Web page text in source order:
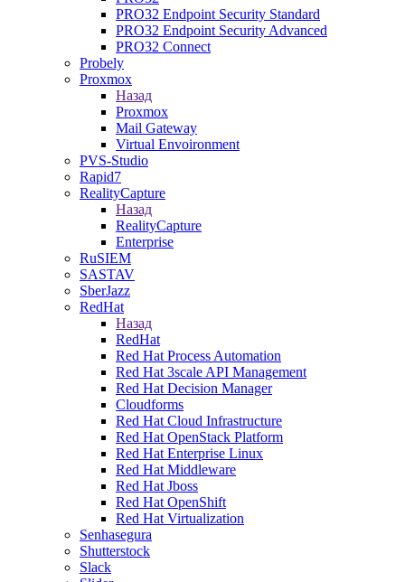
PRO32 Endpoint Security Standard
PRO32 Endpoint Security Advanced
PRO32 Connect
Probely
Proxmox
Назад
Proxmox
Mail Gateway
Virtual Envoironment
PVS-Studio
Rapid7
RealityCapture
Назад
RealityCapture
Enterprise
RuSIEM
SASTAV
SberJazz
RedHat
Назад
RedHat
Red Hat Process Automation
Red Hat 3scale API Management
Red Hat Decision Manager
Cloudforms
Red Hat Cloud Infrastructure
Red Hat OpenStack Platform
Red Hat Enterprise Linux
Red Hat Middleware
Red Hat Jboss
Red Hat OpenShift
Red Hat Virtualization
Senhasegura
Shutterstock
Slack